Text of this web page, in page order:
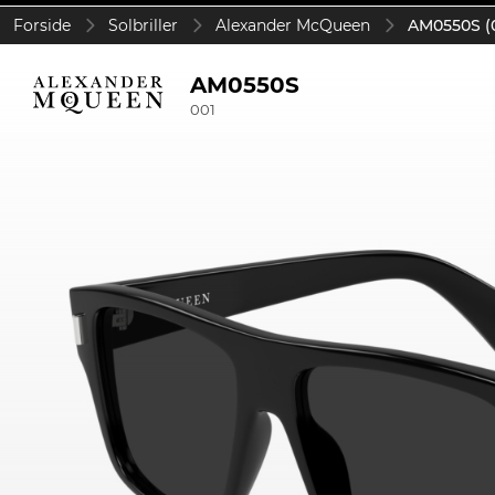
Forside Solbriller Alexander McQueen AM0550S
AM0550S
001